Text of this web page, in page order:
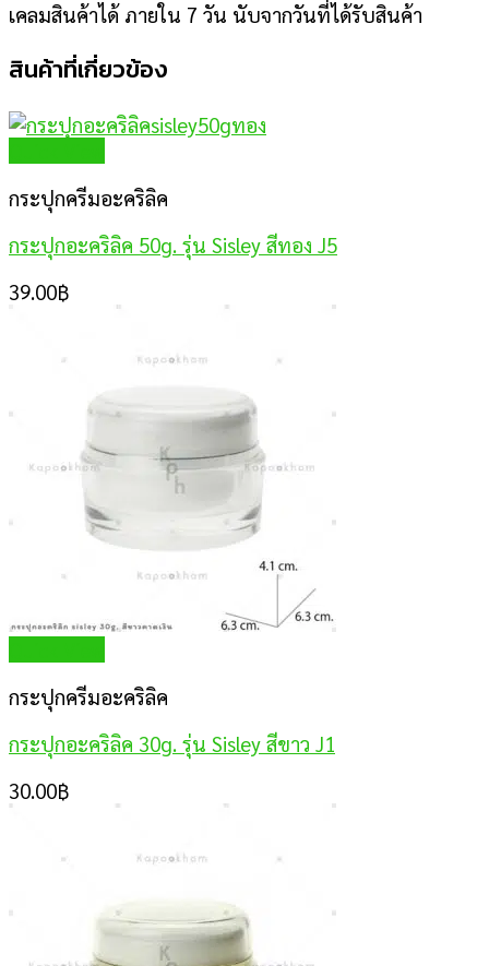
เคลมสินค้าได้ ภายใน 7 วัน นับจากวันที่ได้รับสินค้า
สินค้าที่เกี่ยวข้อง
กระปุกครีมอะคริลิค
กระปุกอะคริลิค 50g. รุ่น Sisley สีทอง J5
39.00฿
กระปุกครีมอะคริลิค
กระปุกอะคริลิค 30g. รุ่น Sisley สีขาว J1
30.00฿